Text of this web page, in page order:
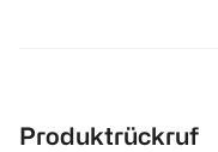
Produktrückruf